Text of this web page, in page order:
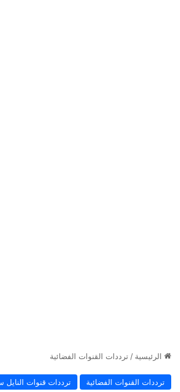
الرئيسية / ترددات القنوات الفضائية
ترددات القنوات الفضائية ترددات قنوات النايل